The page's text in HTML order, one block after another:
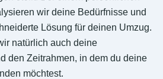
wir deine Bedürfnisse und
Lösung für deinen Umzug.
natürlich auch deine
den Zeitrahmen, in dem du deine
möchtest.